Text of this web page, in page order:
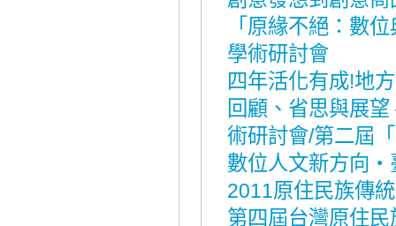
「原緣不絕：數
學術研討會
四年活化有成!地
回顧、省思與展
術研討會/第二屆
數位人文新方向‧
2011原住民族傳
第四屆台灣原住